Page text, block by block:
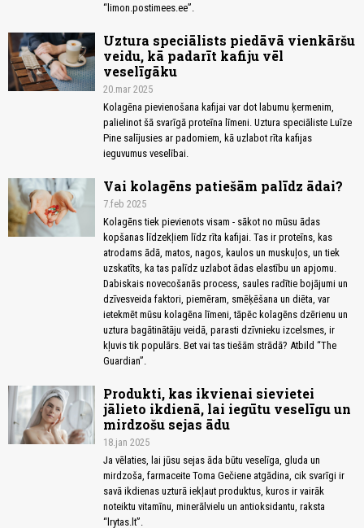
“limon.postimees.ee”.
Uztura speciālists piedāvā vienkāršu
veidu, kā padarīt kafiju vēl
veselīgāku
20.mar 2025
Kolagēna pievienošana kafijai var dot labumu ķermenim,
palielinot šā svarīgā proteīna līmeni. Uztura speciāliste Luīze
Pine salījusies ar padomiem, kā uzlabot rīta kafijas
ieguvumus veselībai.
Vai kolagēns patiešām palīdz ādai?
7.feb 2025
Kolagēns tiek pievienots visam - sākot no mūsu ādas
kopšanas līdzekļiem līdz rīta kafijai. Tas ir proteīns, kas
atrodams ādā, matos, nagos, kaulos un muskuļos, un tiek
uzskatīts, ka tas palīdz uzlabot ādas elastību un apjomu.
Dabiskais novecošanās process, saules radītie bojājumi un
dzīvesveida faktori, piemēram, smēķēšana un diēta, var
ietekmēt mūsu kolagēna līmeni, tāpēc kolagēns dzērienu un
uztura bagātinātāju veidā, parasti dzīvnieku izcelsmes, ir
kļuvis tik populārs. Bet vai tas tiešām strādā? Atbild “The
Guardian”.
Produkti, kas ikvienai sievietei
jālieto ikdienā, lai iegūtu veselīgu un
mirdzošu sejas ādu
18.jan 2025
Ja vēlaties, lai jūsu sejas āda būtu veselīga, gluda un
mirdzoša, farmaceite Toma Gečiene atgādina, cik svarīgi ir
savā ikdienas uzturā iekļaut produktus, kuros ir vairāk
noteiktu vitamīnu, minerālvielu un antioksidantu, raksta
“lrytas.lt”.